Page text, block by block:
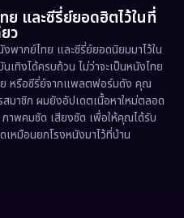
(369)
(331)
(9)
(57)
และซีรี่ย์ยอดฮิตไว้ในที่
ว
งพากย์ไทย และซีรี่ย์ยอดนิยมมาไว้ใน
เทิงได้ครบถ้วน ไม่ว่าจะเป็นหนังไทย
หรือซีรี่ย์จากแพลตฟอร์มดัง คุณ
มาชิก ผมยังอัปเดตเนื้อหาใหม่ตลอด
าพคมชัด เสียงชัด เพื่อให้คุณได้รับ
หมือนยกโรงหนังมาไว้ที่บ้าน